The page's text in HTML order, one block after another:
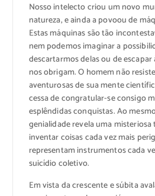
Nosso intelecto criou um novo
natureza, e ainda a povoou de
Estas máquinas são tão
nem podemos imaginar a
descartarmos delas ou de
nos obrigam. O homem não
aventurosas de sua mente
cessa de congratular-se consigo
esplêndidas conquistas. Ao
genialidade revela uma
inventar coisas cada vez mais
representam instrumentos cada
suicídio coletivo.
Em vista da crescente e súbita